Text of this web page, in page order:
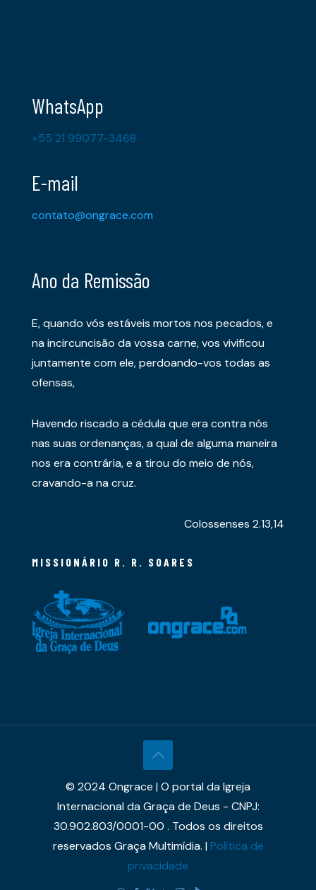
WhatsApp
+55 21 99077-3468
E-mail
contato@ongrace.com
Ano da Remissão
E, quando vós estáveis mortos nos pecados, e
na incircuncisão da vossa carne, vos vivificou
juntamente com ele, perdoando-vos todas as
ofensas,
Havendo riscado a cédula que era contra nós
nas suas ordenanças, a qual de alguma maneira
nos era contrária, e a tirou do meio de nós,
cravando-a na cruz.
Colossenses 2.13,14
MISSIONÁRIO R. R. SOARES
© 2024 Ongrace | O portal da Igreja
Internacional da Graça de Deus - CNPJ:
30.902.803/0001-00 . Todos os direitos
reservados Graça Multimídia. |Política de
privacidade